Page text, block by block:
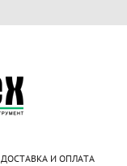
ДОСТАВКА И ОПЛАТА